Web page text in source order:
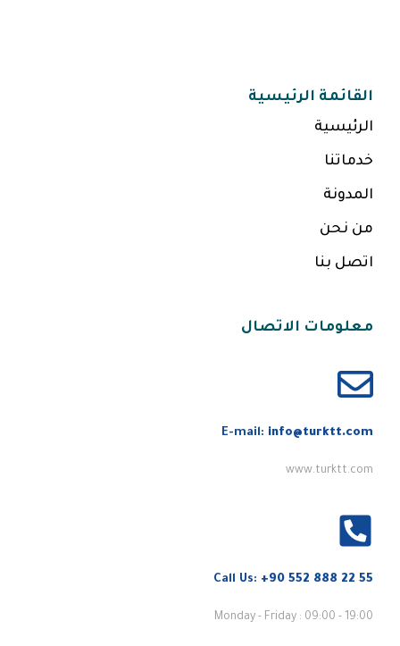
القائمة الرئيسية
الرئيسية
خدماتنا
المدونة
من نحن
اتصل بنا
معلومات الاتصال
E-mail: info@turktt.com
www.turktt.com
Call Us: +90 552 888 22 55
Monday - Friday : 09:00 - 19:00